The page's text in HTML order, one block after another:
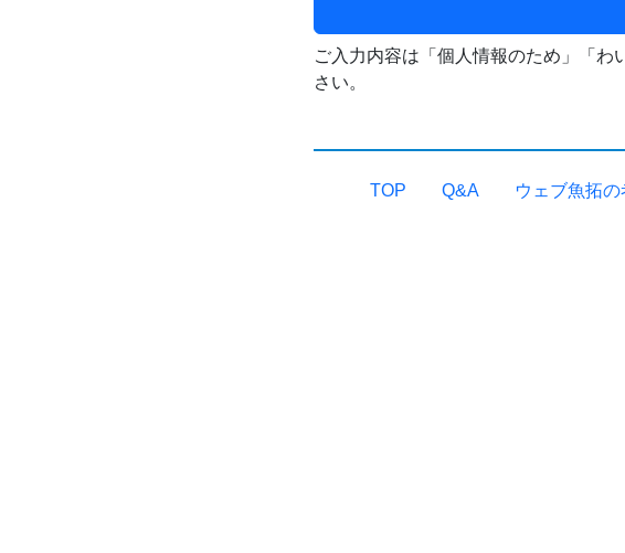
ご入力内容は「個人情報のため」「
さい。
TOP Q&A ウェブ魚拓の